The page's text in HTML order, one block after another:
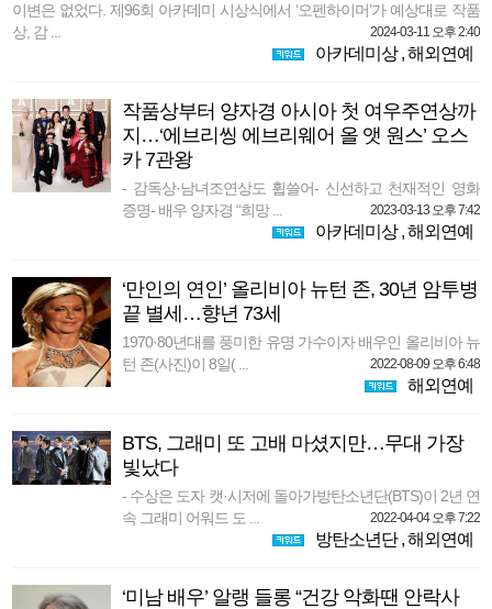
이변은 없었다. 제96회 아카데미 시상식에서 ‘오펜하이머’가 예상대로 작품
상, 감 ...
2024-03-11 오후 2:40
아카데미상,해외연예
작품상부터 양자경 아시아 첫 여우주연상까
지…‘에브리씽 에브리웨어 올 앳 원스’ 오스
카 7관왕
- 감독상·남녀조연상도 휩쓸어- 신선하고 천재적인 영화
증명- 배우 양자경 “희망 ...
2023-03-13 오후 7:42
아카데미상,해외연예
‘만인의 연인’ 올리비아 뉴턴 존, 30년 암투병
끝 별세…향년 73세
1970·80년대를 풍미한 유명 가수이자 배우인 올리비아 뉴
턴 존(사진)이 8일( ...
2022-08-09 오후 6:48
해외연예
BTS, 그래미 또 고배 마셨지만…무대 가장
빛났다
- 수상은 도자 캣·시저에 돌아가방탄소년단(BTS)이 2년 연
속 그래미 어워드 도 ...
2022-04-04 오후 7:22
방탄소년단,해외연예
‘미남 배우’ 알랭 들롱 “건강 악화땐 안락사